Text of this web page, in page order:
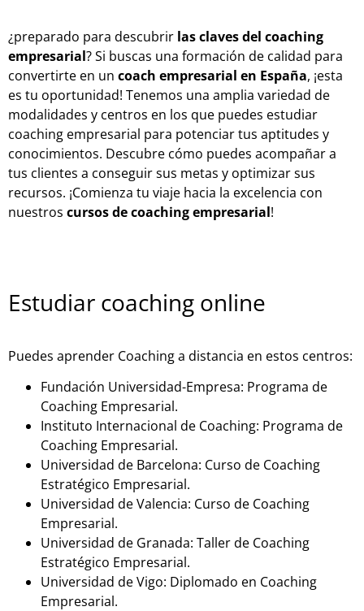
¿preparado para descubrir las claves del coaching
empresarial? Si buscas una formación de calidad para
convertirte en un coach empresarial en España, ¡esta
es tu oportunidad! Tenemos una amplia variedad de
modalidades y centros en los que puedes estudiar
coaching empresarial para potenciar tus aptitudes y
conocimientos. Descubre cómo puedes acompañar a
tus clientes a conseguir sus metas y optimizar sus
recursos. ¡Comienza tu viaje hacia la excelencia con
nuestros cursos de coaching empresarial!
Estudiar coaching online
Puedes aprender Coaching a distancia en estos centros:
Fundación Universidad-Empresa: Programa de
Coaching Empresarial.
Instituto Internacional de Coaching: Programa de
Coaching Empresarial.
Universidad de Barcelona: Curso de Coaching
Estratégico Empresarial.
Universidad de Valencia: Curso de Coaching
Empresarial.
Universidad de Granada: Taller de Coaching
Estratégico Empresarial.
Universidad de Vigo: Diplomado en Coaching
Empresarial.